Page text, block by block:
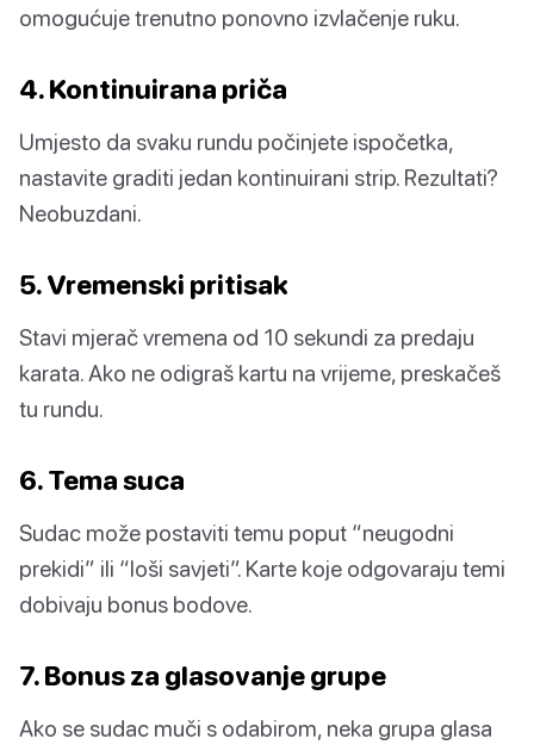
omogućuje trenutno ponovno izvlačenje ruku.
4. Kontinuirana priča
Umjesto da svaku rundu počinjete ispočetka,
nastavite graditi jedan kontinuirani strip. Rezultati?
Neobuzdani.
5. Vremenski pritisak
Stavi mjerač vremena od 10 sekundi za predaju
karata. Ako ne odigraš kartu na vrijeme, preskačeš
tu rundu.
6. Tema suca
Sudac može postaviti temu poput “neugodni
prekidi” ili “loši savjeti”. Karte koje odgovaraju temi
dobivaju bonus bodove.
7. Bonus za glasovanje grupe
Ako se sudac muči s odabirom, neka grupa glasa